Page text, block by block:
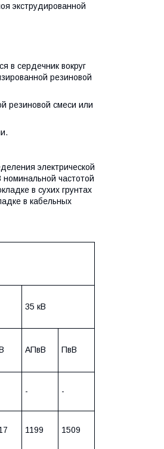
экструдированной
в сердечник вокруг
резиновой
резиновой смеси или
электрической
частотой
в сухих грунтах
в кабельных
35 кВ
АПвВ ПвВ
- -
1199 1509